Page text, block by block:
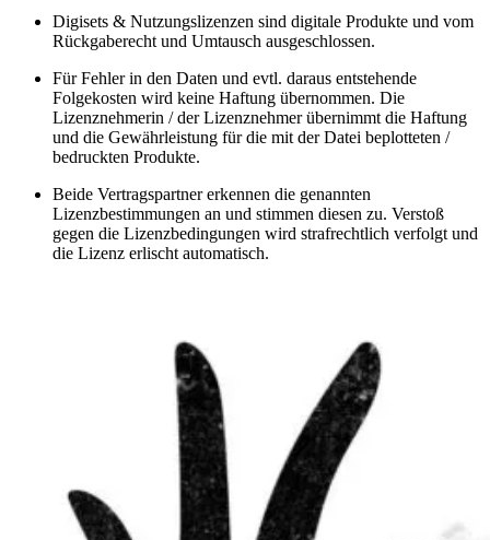
Digisets & Nutzungslizenzen sind digitale Produkte und vom
Rückgaberecht und Umtausch ausgeschlossen.
Für Fehler in den Daten und evtl. daraus entstehende
Folgekosten wird keine Haftung übernommen. Die
Lizenznehmerin / der Lizenznehmer übernimmt die Haftung
und die Gewährleistung für die mit der Datei beplotteten /
bedruckten Produkte.
Beide Vertragspartner erkennen die genannten
Lizenzbestimmungen an und stimmen diesen zu. Verstoß
gegen die Lizenzbedingungen wird strafrechtlich verfolgt und
die Lizenz erlischt automatisch.